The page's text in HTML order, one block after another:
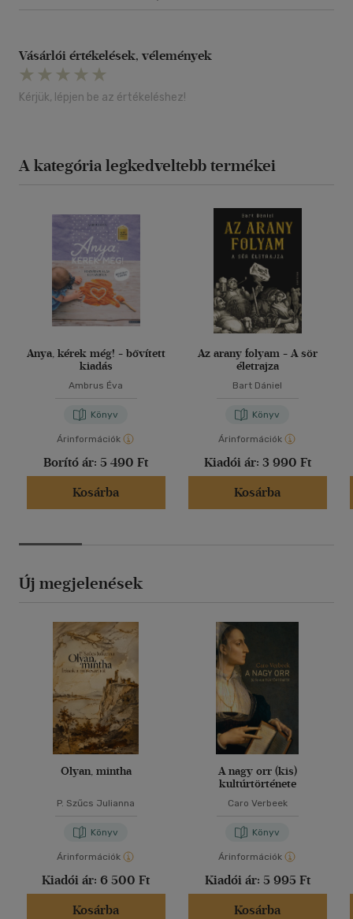
Vásárlói értékelések, vélemények
Kérjük, lépjen be az értékeléshez!
A kategória legkedveltebb termékei
Anya, kérek még! - bővített
kiadás
Ambrus Éva
Könyv
Árinformációk
Borító ár: 5 490 Ft
Kosárba
Az arany folyam - A sör
életrajza
Bart Dániel
Könyv
Árinformációk
Kiadói ár: 3 990 Ft
Kosárba
Új megjelenések
Olyan, mintha
P. Szűcs Julianna
Könyv
Árinformációk
Kiadói ár: 6 500 Ft
Kosárba
A nagy orr (kis)
kultúrtörténete
Caro Verbeek
Könyv
Árinformációk
Kiadói ár: 5 995 Ft
Kosárba